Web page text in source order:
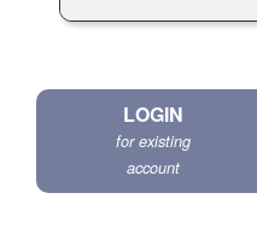
LOGIN
for existing
account